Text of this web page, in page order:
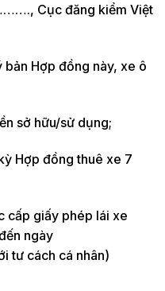
Cục đăng kiểm Việt
Hợp đồng này, xe ô
sở hữu/sử dụng;
Hợp đồng thuê xe 7
cấp giấy phép lái xe
ngày
cách cá nhân)